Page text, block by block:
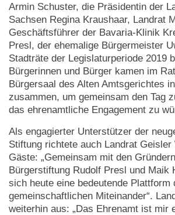
Armin Schuster, die Präsidentin der
Sachsen Regina Kraushaar, Landrat
Geschäftsführer der Bavaria-Klinik
Presl, der ehemalige Bürgermeister
Stadträte der Legislaturperiode 2019
Bürgerinnen und Bürger kamen im
Bürgersaal des Alten Amtsgerichtes
zusammen, um gemeinsam den Tag
das ehrenamtliche Engagement zu
Als engagierter Unterstützer der
Stiftung richtete auch Landrat Geisler
Gäste: „Gemeinsam mit den
Bürgerstiftung Rudolf Presl und Maik
sich heute eine bedeutende Plattform
gemeinschaftlichen Miteinander“.
weiterhin aus: „Das Ehrenamt ist mir